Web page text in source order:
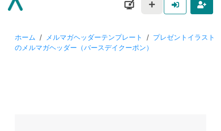
ホーム / メルマガヘッダーテンプレート / プレゼントイラスト
のメルマガヘッダー（バースデイクーポン）